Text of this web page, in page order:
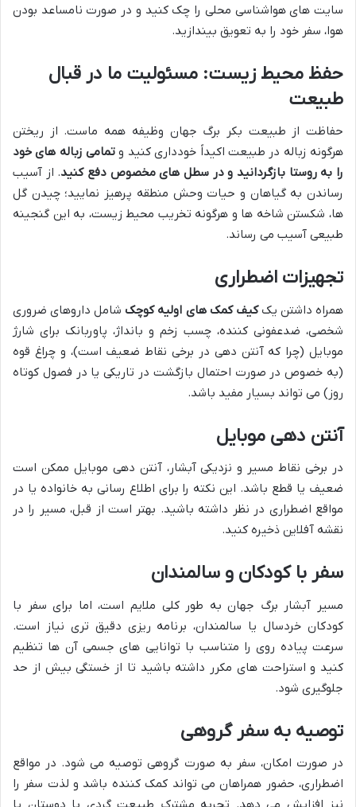
سایت های هواشناسی محلی را چک کنید و در صورت نامساعد بودن
هوا، سفر خود را به تعویق بیندازید.
حفظ محیط زیست: مسئولیت ما در قبال
طبیعت
حفاظت از طبیعت بکر برگ جهان وظیفه همه ماست. از ریختن
هرگونه زباله در طبیعت اکیداً خودداری کنید و تمامی زباله های خود
را به روستا بازگردانید و در سطل های مخصوص دفع کنید. از آسیب
رساندن به گیاهان و حیات وحش منطقه پرهیز نمایید؛ چیدن گل
ها، شکستن شاخه ها و هرگونه تخریب محیط زیست، به این گنجینه
طبیعی آسیب می رساند.
تجهیزات اضطراری
همراه داشتن یککیف کمک های اولیه کوچک شامل داروهای ضروری
شخصی، ضدعفونی کننده، چسب زخم و بانداژ، پاوربانک برای شارژ
موبایل (چرا که آنتن دهی در برخی نقاط ضعیف است)، و چراغ قوه
(به خصوص در صورت احتمال بازگشت در تاریکی یا در فصول کوتاه
روز) می تواند بسیار مفید باشد.
آنتن دهی موبایل
در برخی نقاط مسیر و نزدیکی آبشار، آنتن دهی موبایل ممکن است
ضعیف یا قطع باشد. این نکته را برای اطلاع رسانی به خانواده یا در
مواقع اضطراری در نظر داشته باشید. بهتر است از قبل، مسیر را در
نقشه آفلاین ذخیره کنید.
سفر با کودکان و سالمندان
مسیر آبشار برگ جهان به طور کلی ملایم است، اما برای سفر با
کودکان خردسال یا سالمندان، برنامه ریزی دقیق تری نیاز است.
سرعت پیاده روی را متناسب با توانایی های جسمی آن ها تنظیم
کنید و استراحت های مکرر داشته باشید تا از خستگی بیش از حد
جلوگیری شود.
توصیه به سفر گروهی
در صورت امکان، سفر به صورت گروهی توصیه می شود. در مواقع
اضطراری، حضور همراهان می تواند کمک کننده باشد و لذت سفر را